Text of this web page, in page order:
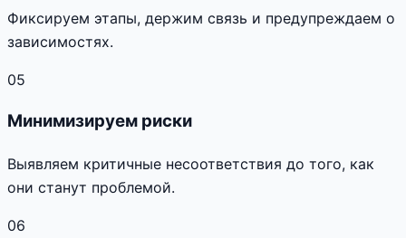
Фиксируем этапы, держим связь и предупреждаем о
зависимостях.
05
Минимизируем риски
Выявляем критичные несоответствия до того, как
они станут проблемой.
06